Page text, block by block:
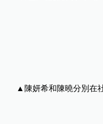
▲陳妍希和陳曉分別在